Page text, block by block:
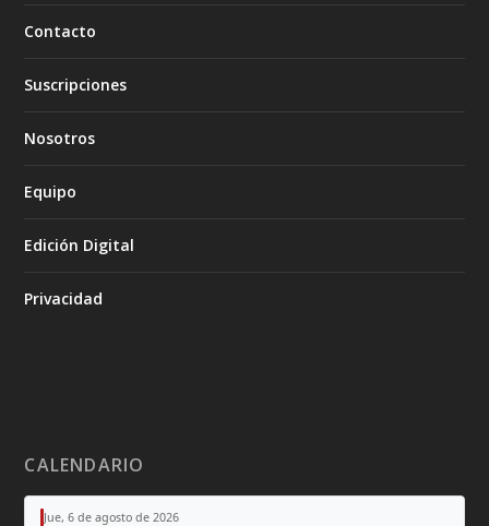
Contacto
Suscripciones
Nosotros
Equipo
Edición Digital
Privacidad
CALENDARIO
Jue, 6 de agosto de 2026